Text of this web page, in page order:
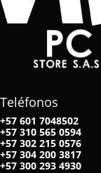
Teléfonos
+57 601 7048502
+57 310 565 0594
+57 302 215 0576
+57 304 200 3817
+57 300 293 4930